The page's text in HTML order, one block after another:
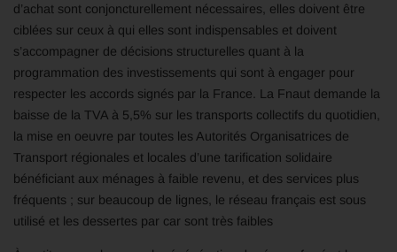
d’achat sont conjoncturellement nécessaires, elles doivent être
ciblées sur ceux à qui elles sont indispensables et doivent
s’accompagner de décisions structurelles quant à la
programmation des investissements qui sont à engager pour
respecter les accords signés par la France. La Fnaut demande la
baisse de la TVA à 5,5% sur les transports collectifs du quotidien,
la mise en oeuvre par toutes les Autorités Organisatrices de
Transport régionales et locales d’une tarification solidaire
bénéficiant aux ménages à faible revenu, et des services plus
fréquents ; sur beaucoup de lignes, le réseau français est sous
utilisé et les dessertes par car sont très faibles